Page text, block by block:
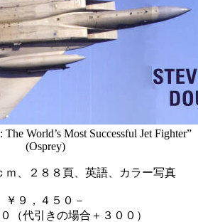
The World’s Most Successful Jet Fighter”
(Osprey)
ｍ、２８８頁、英語、カラー写真
￥９，４５０－
（代引きの場合＋３００）